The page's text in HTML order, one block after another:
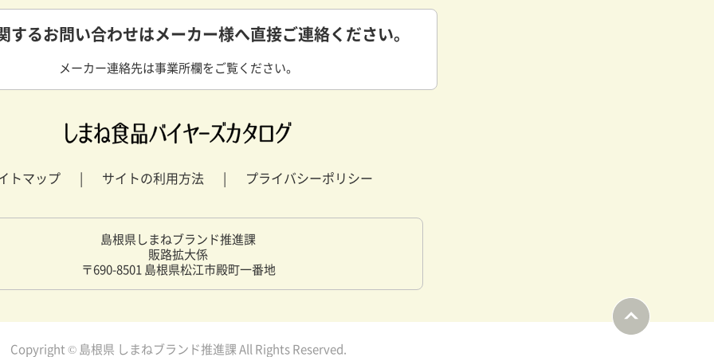
するお問い合わせはメーカー様へ直接ご連絡ください。
メーカー連絡先は事業所欄をご覧ください。
トマップ サイトの利用方法 プライバシーポリシー
島根県しまねブランド推進課
販路拡大係
〒690-8501 島根県松江市殿町一番地
Copyright © 島根県 しまねブランド推進課 All Rights Reserved.